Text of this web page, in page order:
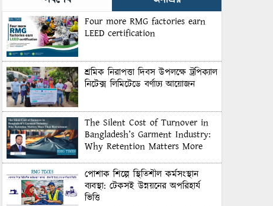
Four more RMG factories earn
LEED certification
শ্রমিক নিরাপত্তা দিবস উপলক্ষে ট্রপিক্যাল
নিটেক্স লিমিটেডে বর্ণাঢ্য আয়োজন
The Silent Cost of Turnover in
Bangladesh’s Garment Industry:
Why Retention Matters More
পোশাক শিল্পে স্থিতিশীল কর্মসংস্থান
ব্যবস্থা: টেকসই উন্নয়নের অপরিহার্য
ভিত্তি